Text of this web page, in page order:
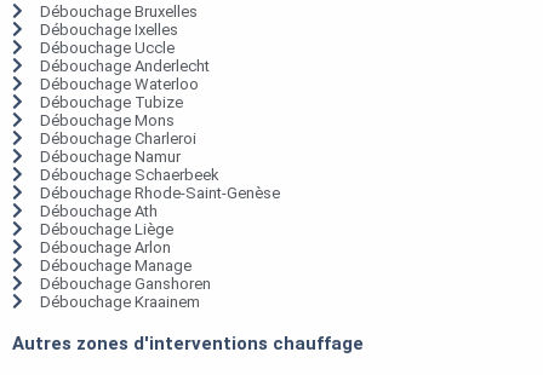
Débouchage Bruxelles
Débouchage Ixelles
Débouchage Uccle
Débouchage Anderlecht
Débouchage Waterloo
Débouchage Tubize
Débouchage Mons
Débouchage Charleroi
Débouchage Namur
Débouchage Schaerbeek
Débouchage Rhode-Saint-Genèse
Débouchage Ath
Débouchage Liège
Débouchage Arlon
Débouchage Manage
Débouchage Ganshoren
Débouchage Kraainem
Autres zones d'interventions chauffage